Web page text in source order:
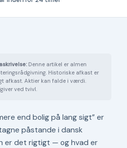
Denne artikel er almen
Historiske afkast er
afkast. Aktier kan falde i værdi.
ved tvivl.
end bolig på lang sigt” er
påstande i dansk
er det rigtigt — og hvad er